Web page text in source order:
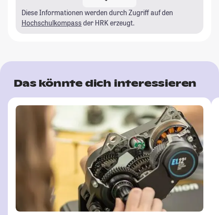
Diese Informationen werden durch Zugriff auf den
Hochschulkompass der HRK erzeugt.
Das könnte dich interessieren